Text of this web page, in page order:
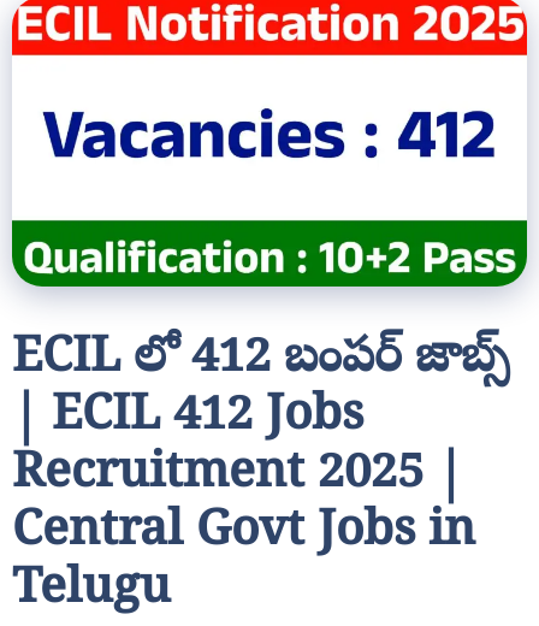
ECIL లో 412 బంపర్ జాబ్స్
| ECIL 412 Jobs
Recruitment 2025 |
Central Govt Jobs in
Telugu